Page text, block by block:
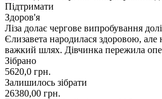
Підтримати
Здоров'я
Ліза долає чергове випробування долі
Єлизавета народилася здоровою, але
важкий шлях. Дівчинка пережила
Зібрано
5620,0 грн.
Залишилось зібрати
26380,00 грн.